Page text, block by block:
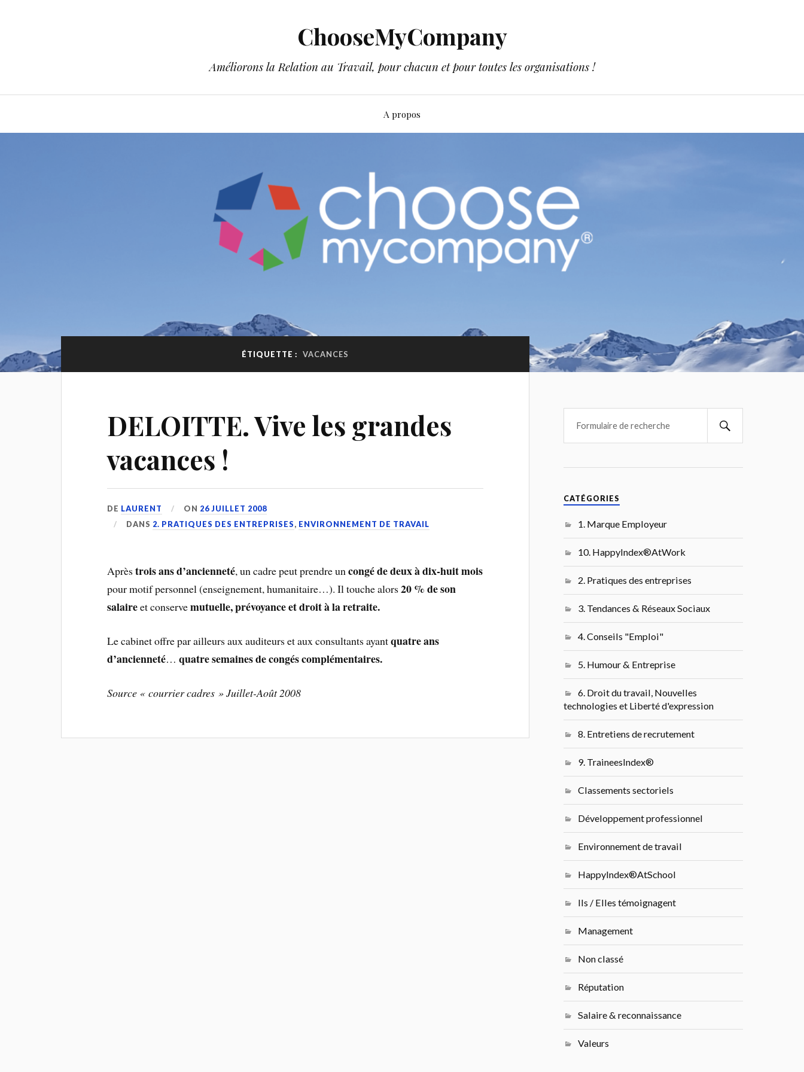
ChooseMyCompany
Améliorons la Relation au Travail, pour chacun et pour toutes les organisations !
A propos
ÉTIQUETTE : VACANCES
DELOITTE. Vive les grandes
vacances !
DE LAURENT ON 26 JUILLET 2008
DANS 2. PRATIQUES DES ENTREPRISES, ENVIRONNEMENT DE TRAVAIL
Aprèstrois ans d’ancienneté, un cadre peut prendre uncongé de deux àdix-huit mois
pour motif personnel (enseignement, humanitaire…). Il touche alors20 % de son
salaireet conservemutuelle, prévoyance et droit à la retraite.
Le cabinet offre par ailleurs aux auditeurs et aux consultants ayantquatre ans
d’ancienneté…quatre semaines de congés complémentaires.
Source « courrier cadres » Juillet-Août 2008
CATÉGORIES
1. Marque Employeur
10. HappyIndex®AtWork
2. Pratiques des entreprises
3. Tendances & Réseaux Sociaux
4. Conseils "Emploi"
5. Humour & Entreprise
6. Droit du travail, Nouvelles
technologies et Liberté d'expression
8. Entretiens de recrutement
9. TraineesIndex®
Classements sectoriels
Développement professionnel
Environnement de travail
HappyIndex®AtSchool
Ils / Elles témoignagent
Management
Non classé
Réputation
Salaire & reconnaissance
Valeurs